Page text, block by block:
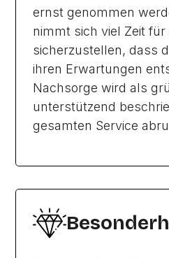
ernst genommen
nimmt sich viel Zeit
sicherzustellen, dass
ihren Erwartungen
Nachsorge wird als
unterstützend
gesamten Service